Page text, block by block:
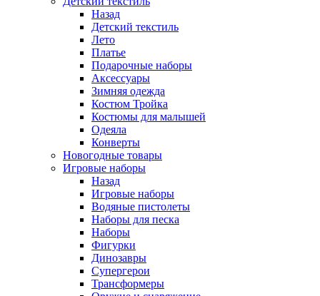
Назад
Детский текстиль
Лето
Платье
Подарочные наборы
Аксессуары
Зимняя одежда
Костюм Тройка
Костюмы для малышей
Одеяла
Конверты
Новогодные товары
Игровые наборы
Назад
Игровые наборы
Водяные пистолеты
Наборы для песка
Наборы
Фигурки
Динозавры
Супергерои
Трансформеры